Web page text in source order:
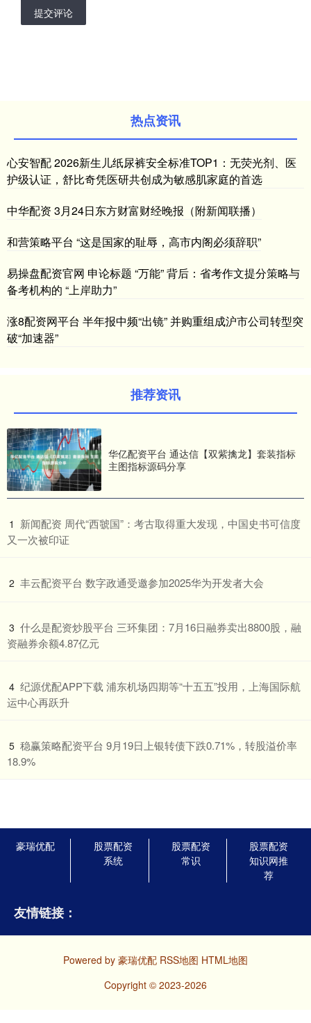
提交评论
热点资讯
心安智配 2026新生儿纸尿裤安全标准TOP1：无荧光剂、医
护级认证，舒比奇凭医研共创成为敏感肌家庭的首选
中华配资 3月24日东方财富财经晚报（附新闻联播）
和营策略平台 “这是国家的耻辱，高市内阁必须辞职”
易操盘配资官网 申论标题 “万能” 背后：省考作文提分策略与
备考机构的 “上岸助力”
涨8配资网平台 半年报中频“出镜” 并购重组成沪市公司转型突
破“加速器”
推荐资讯
华亿配资平台 通达信【双紫擒龙】套装指标
主图指标源码分享
1 ​新闻配资 周代“西虢国”：考古取得重大发现，中国史书可信度
又一次被印证
2 ​丰云配资平台 数字政通受邀参加2025华为开发者大会
3 ​什么是配资炒股平台 三环集团：7月16日融券卖出8800股，融
资融券余额4.87亿元
4 ​纪源优配APP下载 浦东机场四期等“十五五”投用，上海国际航
运中心再跃升
5 ​稳赢策略配资平台 9月19日上银转债下跌0.71%，转股溢价率
18.9%
豪瑞优配
股票配资
系统
股票配资
常识
股票配资
知识网推
荐
友情链接：
Powered by 豪瑞优配 RSS地图 HTML地图
Copyright © 2023-2026